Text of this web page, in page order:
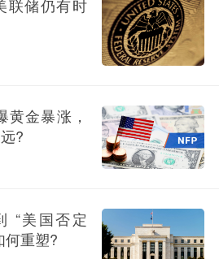
联储仍有时
金暴涨，
?
“美国否定
何重塑?